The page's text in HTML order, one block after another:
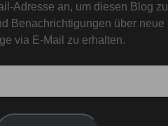
Adresse an, um diesen Blog zu
Benachrichtigungen über neue
via E-Mail zu erhalten.